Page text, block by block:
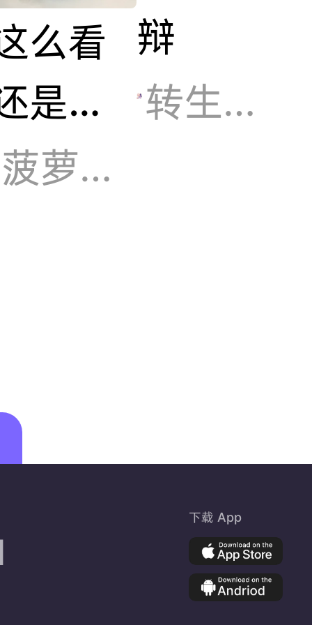
么看
是很
爱就
价格
大跳
心
菠萝话梅气泡水
辩
转生成小马的马猴烧酒
下载 App